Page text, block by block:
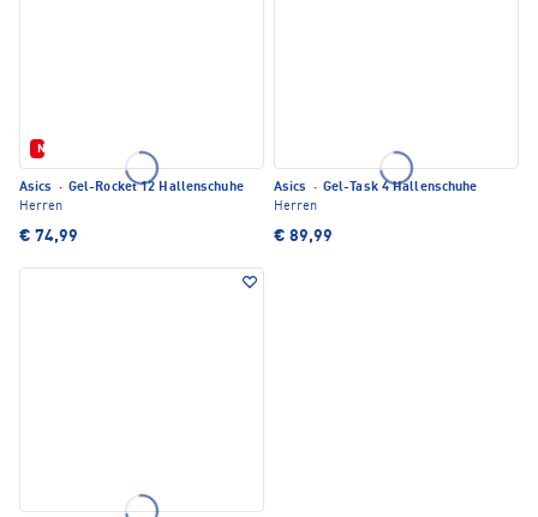
Neu
Asics · Gel-Rocket 12 Hallenschuhe
Herren
€ 74,99
Asics · Gel-Task 4 Hallenschuhe
Herren
€ 89,99